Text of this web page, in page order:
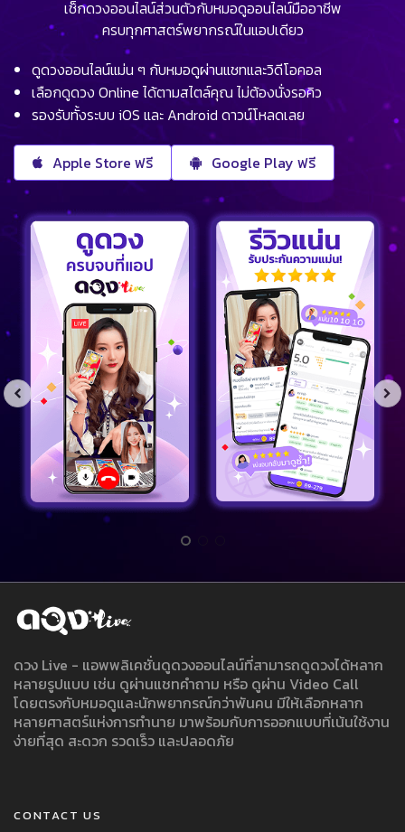
เช็กดวงออนไลน์ส่วนตัวกับหมอดูออนไลน์มืออาชีพ
ครบทุกศาสตร์พยากรณ์ในแอปเดียว
ดูดวงออนไลน์แม่น ๆ กับหมอดูผ่านแชทและวิดีโอคอล
เลือกดูดวง Online ได้ตามสไตล์คุณ ไม่ต้องนั่งรอคิว
รองรับทั้งระบบ iOS และ Android ดาวน์โหลดเลย
Apple Store ฟรี Google Play ฟรี
ดวง Live - แอพพลิเคชั่นดูดวงออนไลน์ที่สามารถดูดวงได้หลาก
หลายรูปแบบ เช่น ดูผ่านแชทคำถาม หรือ ดูผ่าน Video Call
โดยตรงกับหมอดูและนักพยากรณ์กว่าพันคน มีให้เลือกหลาก
หลายศาสตร์แห่งการทำนาย มาพร้อมกับการออกแบบที่เน้นใช้งาน
ง่ายที่สุด สะดวก รวดเร็ว และปลอดภัย
CONTACT US